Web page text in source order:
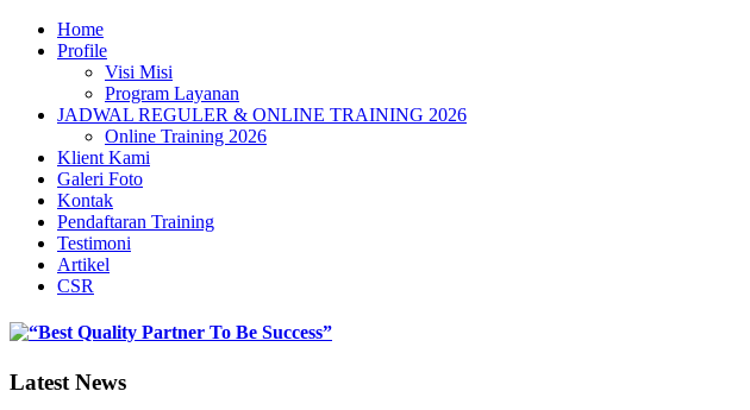
Home
Profile
Visi Misi
Program Layanan
JADWAL REGULER & ONLINE TRAINING 2026
Online Training 2026
Klient Kami
Galeri Foto
Kontak
Pendaftaran Training
Testimoni
Artikel
CSR
Latest News